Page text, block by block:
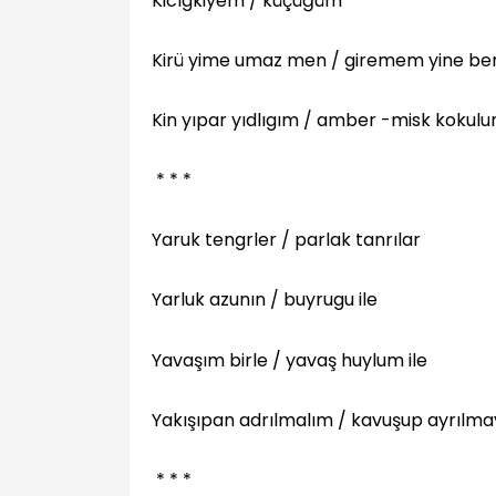
Kirü yime umaz men / giremem yine
Kin yıpar yıdlıgım / amber -misk
* * *
Yaruk tengrler / parlak tanrılar
Yarluk azunın / buyrugu ile
Yavaşım birle / yavaş huylum ile
Yakışıpan adrılmalım / kavuşup
* * *